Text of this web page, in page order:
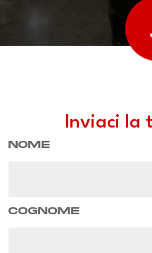
Inviaci la
Nome
Cognome